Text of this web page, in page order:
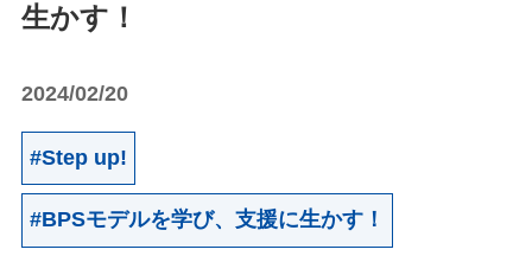
生かす！
2024/02/20
#Step up!
#BPSモデルを学び、支援に生かす！